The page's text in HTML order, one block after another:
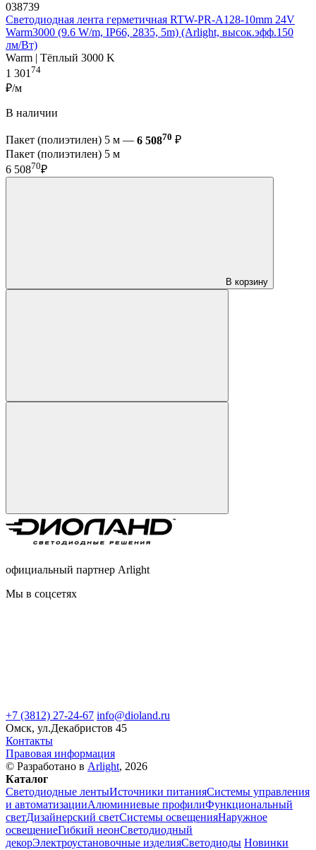
038739
Светодиодная лента герметичная RTW-PR-A128-10mm 24V
Warm3000 (9.6 W/m, IP66, 2835, 5m) (Arlight, высок.эфф.150
лм/Вт)
Warm | Тёплый 3000 K
1 30174
₽/м
В наличии
Пакет (полиэтилен) 5 м — 6 50870 ₽
Пакет (полиэтилен) 5 м
6 50870₽
В корзину
официальный партнер Arlight
Мы в соцсетях
+7 (3812) 27-24-67 info@dioland.ru
Омск, ул.Декабристов 45
Контакты
Правовая информация
© Разработано в Arlight, 2026
Каталог
Светодиодные лентыИсточники питанияСистемы управления
и автоматизацииАлюминиевые профилиФункциональный
светДизайнерский светСистемы освещенияНаружное
освещениеГибкий неонСветодиодный
декорЭлектроустановочные изделияСветодиоды Новинки